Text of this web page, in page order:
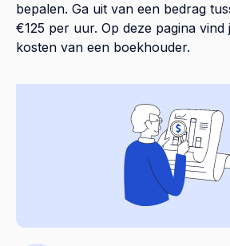
bepalen. Ga uit van een bedrag
€125 per uur. Op deze pagina vind
kosten van een boekhouder.